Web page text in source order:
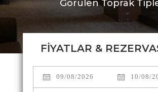
Görülen Toprak
FİYATLAR &